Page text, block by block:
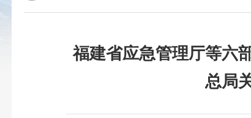
福建省应急管理厅等六
总局